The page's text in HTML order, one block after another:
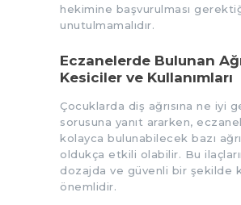
hekimine başvurulması
unutulmamalıdır.
Eczanelerde Bulunan
Kesiciler ve Kullanımları
Çocuklarda diş ağrısına ne iyi
sorusuna yanıt ararken,
kolayca bulunabilecek bazı
oldukça etkili olabilir. Bu
dozajda ve güvenli bir şekilde
önemlidir.